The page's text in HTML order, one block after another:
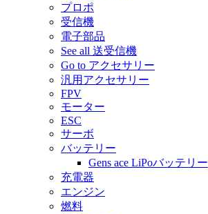
プロポ
受信機
電子部品
See all 送受信機
Go to アクセサリー
汎用アクセサリー
FPV
モーター
ESC
サーボ
バッテリー
Gens ace LiPoバッテリー
充電器
エンジン
燃料